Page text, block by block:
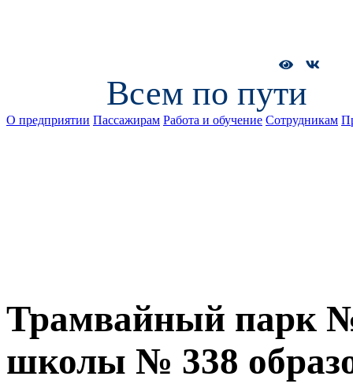
Всем по пути
О предприятии Пассажирам Работа и обучение Сотрудникам
Трамвайный парк
школы № 338